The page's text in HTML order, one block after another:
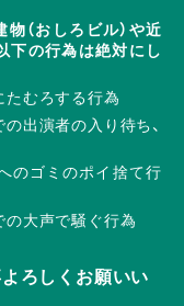
（おしろビル）や近
下の行為は絶対にし
たむろする行為
出演者の入り待ち、
のゴミのポイ捨て行
の大声で騒ぐ行為
ろしくお願いい